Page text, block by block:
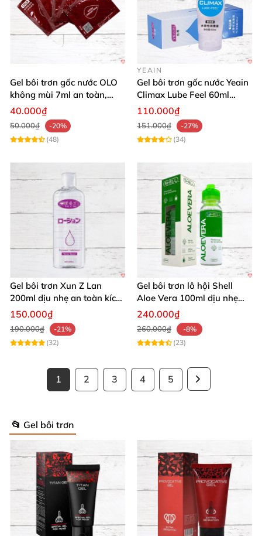
Gel bôi trơn gốc nước OLO
không mùi 7ml an toàn,
chất lượng
40.000₫
50.000₫
-20%
(48)
YEAIN
Gel bôi trơn gốc nước Yeain
Climax Lube Feel 60ml
Thăng hoa tối ưu
110.000₫
151.000₫
-27%
(34)
Gel bôi trơn Xun Z Lan
200ml dịu nhẹ an toàn kích
thích sảng khoái
150.000₫
190.000₫
-21%
(32)
Gel bôi trơn lô hội Shell
Aloe Vera 100ml dịu nhẹ
tăng khoái cảm
240.000₫
260.000₫
-8%
(23)
1 2 3 4 5
📂 Gel bôi trơn